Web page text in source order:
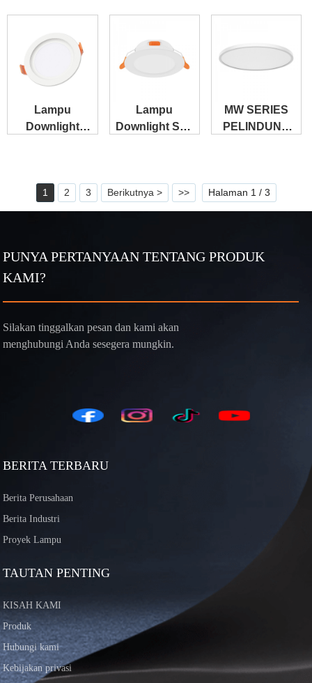
Permukaan
LS
Lampu
Downlight
Lampu
Downlight Seri
MW SERIES
PELINDUNG
1 2 3 Berikutnya > >> Halaman 1 / 3
PUNYA PERTANYAAN TENTANG PRODUK
KAMI?
Silakan tinggalkan pesan dan kami akan
menghubungi Anda sesegera mungkin.
BERITA TERBARU
Berita Perusahaan
Berita Industri
Proyek Lampu
TAUTAN PENTING
KISAH KAMI
Produk
Hubungi kami
Kebijakan privasi